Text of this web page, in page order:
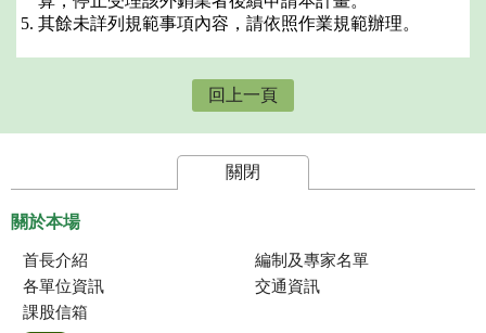
其餘未詳列規範事項內容，請依照作業規範辦理。
回上一頁
關閉
關於本場
首長介紹
編制及專家名單
各單位資訊
交通資訊
課股信箱